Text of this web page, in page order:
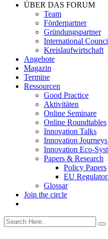
ÜBER DAS FORUM
Team
Förderpartner
Gründungspartner
International
Kreislaufwirtschaft
Angebote
Magazin
Termine
Ressourcen
Good Practice
Aktivitäten
Online Seminare
Online Roundtables
Innovation Talks
Innovation Journeys
Innovation Eco-
Papers & Research
Policy Papers
EU
Glossar
Join the circle